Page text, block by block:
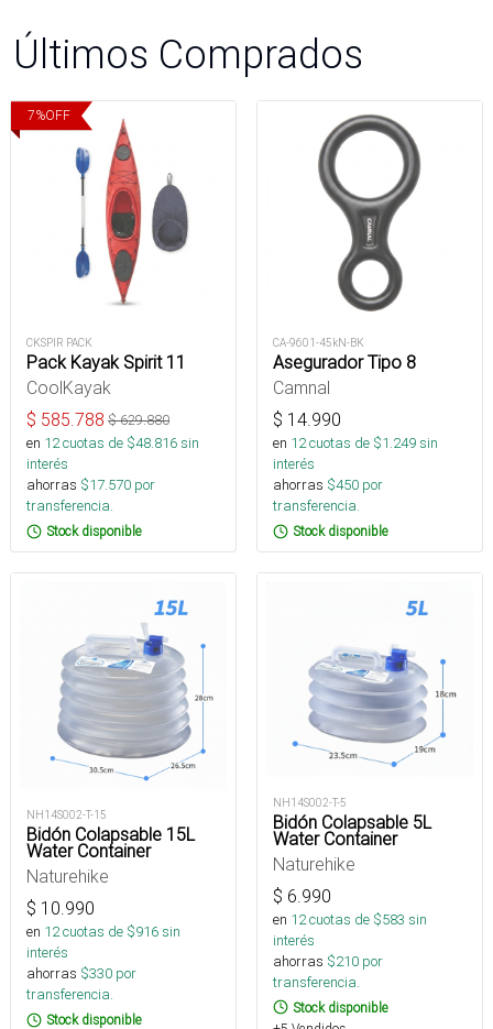
Últimos Comprados
7%OFF
CKSPIR PACK
Pack Kayak Spirit 11
CoolKayak
$ 585.788 $629.880
en 12cuotas de $48.816sin
interés
ahorras $17.570 por
transferencia.
Stock disponible
CA-9601-45kN-BK
Asegurador Tipo 8
Camnal
$ 14.990
en 12cuotas de $1.249sin
interés
ahorras $450 por
transferencia.
Stock disponible
NH14S002-T-15
Bidón Colapsable 15L
Water Container
Naturehike
$ 10.990
en 12cuotas de $916sin
interés
ahorras $330 por
transferencia.
Stock disponible
NH14S002-T-5
Bidón Colapsable 5L
Water Container
Naturehike
$ 6.990
en 12cuotas de $583 sin
interés
ahorras $210 por
transferencia.
Stock disponible